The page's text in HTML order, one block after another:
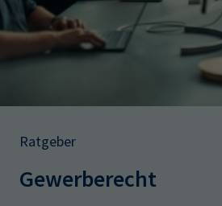
Leichte Sprache
Karriere
Presse
AdA
34d
Wirtschaftsfachwirt
34f
Ratgeber
Gewerberecht